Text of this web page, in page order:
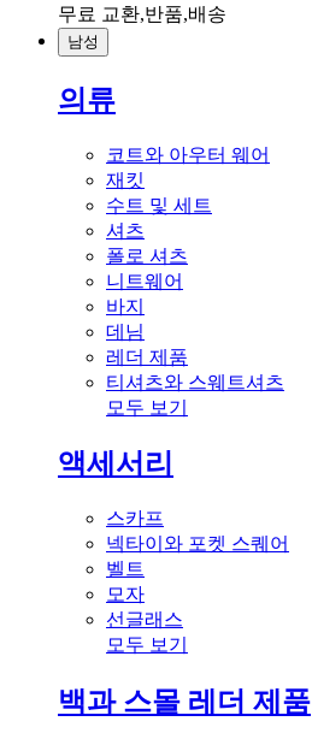
무료 교환,반품,배송
남성
의류
코트와 아우터 웨어
재킷
수트 및 세트
셔츠
폴로 셔츠
니트웨어
바지
데님
레더 제품
티셔츠와 스웨트셔츠
모두 보기
액세서리
스카프
넥타이와 포켓 스퀘어
벨트
모자
선글래스
모두 보기
백과 스몰 레더 제품